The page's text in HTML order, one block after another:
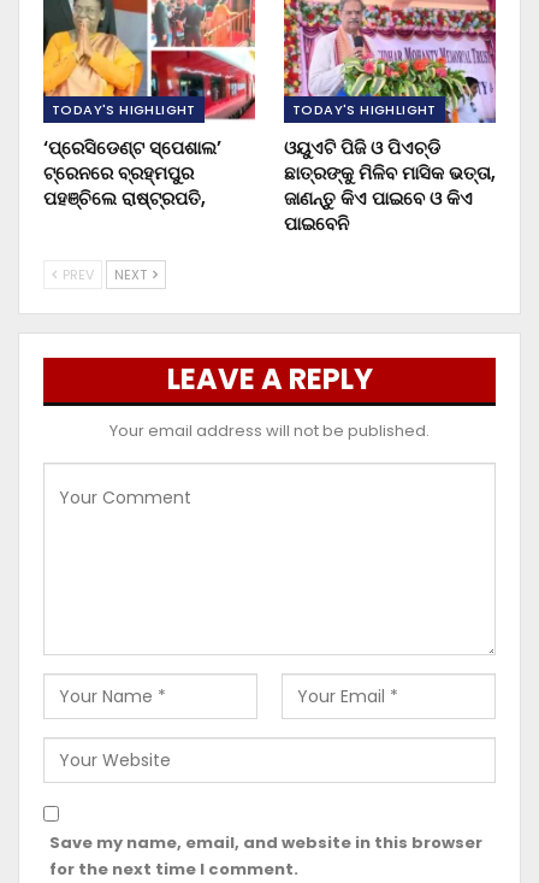
TODAY'S HIGHLIGHT
‘ପ୍ରେସିଡେଣ୍ଟ ସ୍ପେଶାଲ’
ଟ୍ରେନରେ ବ୍ରହ୍ମପୁର
ପହଞ୍ଚିଲେ ରାଷ୍ଟ୍ରପତି,
TODAY'S HIGHLIGHT
ଓୟୁଏଟି ପିଜି ଓ ପିଏଚ୍‌ଡି
ଛାତ୍ରଙ୍କୁ ମିଳିବ ମାସିକ ଭତ୍ତା,
ଜାଣନ୍ତୁ କିଏ ପାଇବେ ଓ କିଏ
ପାଇବେନି
PREV NEXT
LEAVE A REPLY
Your email address will not be published.
Save my name, email, and website in this browser
for the next time I comment.